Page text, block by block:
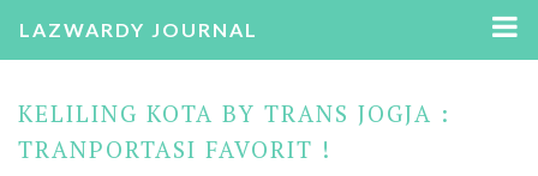
LAZWARDY JOURNAL
KELILING KOTA BY TRANS JOGJA :
TRANPORTASI FAVORIT !